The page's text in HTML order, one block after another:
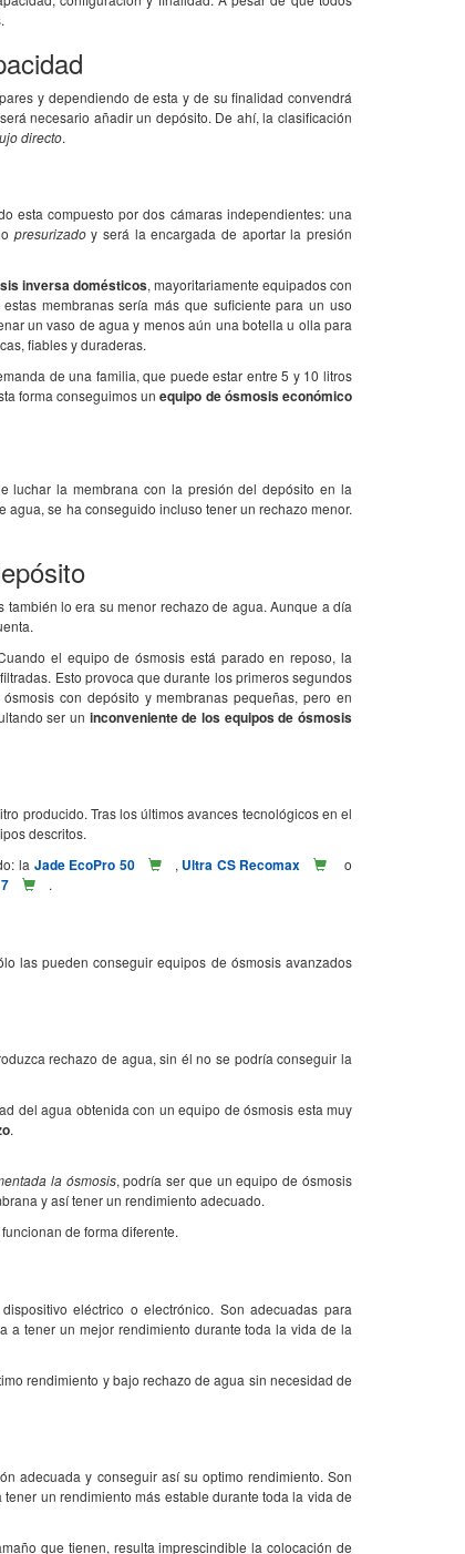
y dependiendo de esta y de su finalidad convendrá
necesario añadir un depósito. De ahí, la clasificación
directo.
esta compuesto por dos cámaras independientes: una
presurizadoy será la encargada de aportar la presión
inversa domésticos, mayoritariamente equipados con
membranas sería más que suficiente para un uso
un vaso de agua y menos aún una botella u olla para
fiables y duraderas.
de una familia, que puede estar entre 5 y 10 litros
forma conseguimos unequipo de ósmosis económico
luchar la membrana con la presión del depósito en la
se ha conseguido incluso tener un rechazo menor.
lo era su menor rechazo de agua. Aunque a día
el equipo de ósmosis está parado en reposo, la
Esto provoca que durante los primeros segundos
con depósito y membranas pequeñas, pero en
ser un inconveniente de los equipos de ósmosis
producido. Tras los últimos avances tecnológicos en el
descritos.
la Jade EcoPro 50 , Ultra CS Recomax o
.
las pueden conseguir equipos de ósmosis avanzados
rechazo de agua, sin él no se podría conseguir la
del agua obtenida con un equipo de ósmosis esta muy
.
la ósmosis, podría ser que un equipo de ósmosis
y así tener un rendimiento adecuado.
de forma diferente.
eléctrico o electrónico. Son adecuadas para
a tener un mejor rendimiento durante toda la vida de la
rendimiento y bajo rechazo de agua sin necesidad de
adecuada y conseguir así su optimo rendimiento. Son
un rendimiento más estable durante toda la vida de
que tienen, resulta imprescindible la colocación de
intentado vender lo
d ..
Segovia donde el agua sabe mal y tiene
demasiado arsénico... y aho ..